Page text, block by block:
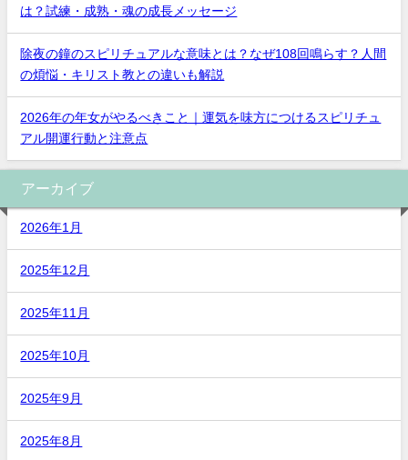
は？試練・成熟・魂の成長メッセージ
除夜の鐘のスピリチュアルな意味とは？なぜ108回鳴らす？人間
の煩悩・キリスト教との違いも解説
2026年の年女がやるべきこと｜運気を味方につけるスピリチュ
アル開運行動と注意点
アーカイブ
2026年1月
2025年12月
2025年11月
2025年10月
2025年9月
2025年8月